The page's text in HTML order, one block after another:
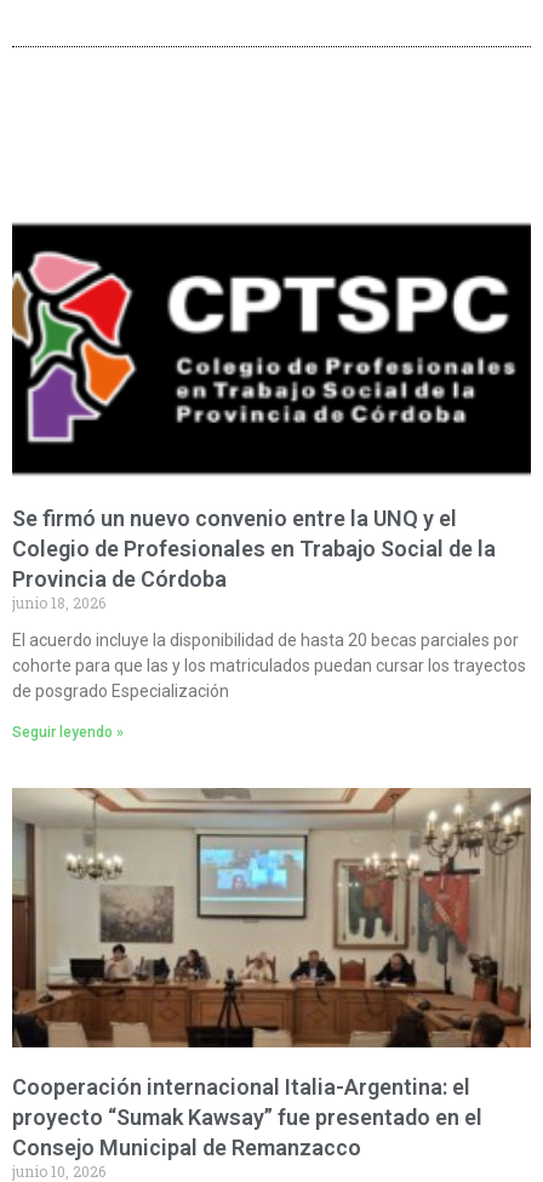
Se firmó un nuevo convenio entre la UNQ y el
Colegio de Profesionales en Trabajo Social de la
Provincia de Córdoba
junio 18, 2026
El acuerdo incluye la disponibilidad de hasta 20 becas parciales por
cohorte para que las y los matriculados puedan cursar los trayectos
de posgrado Especialización
Seguir leyendo »
Cooperación internacional Italia-Argentina: el
proyecto “Sumak Kawsay” fue presentado en el
Consejo Municipal de Remanzacco
junio 10, 2026